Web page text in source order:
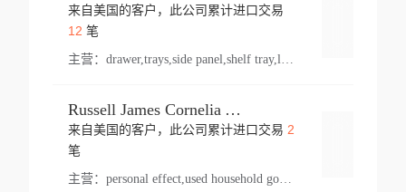
来自美国的客户，此公司累计进口交易
12 笔
主营：
Russell James Cornelia Arlington Va
来自美国的客户，此公司累计进口交易 2
笔
主营： personal effect,used household goods